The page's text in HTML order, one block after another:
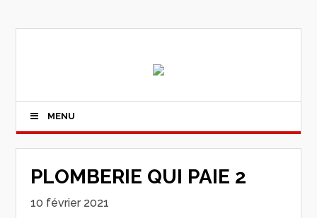
MENU
PLOMBERIE QUI PAIE 2
10 février 2021